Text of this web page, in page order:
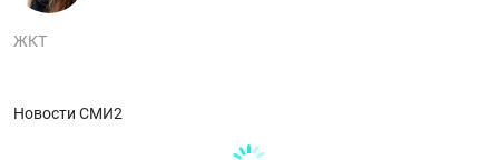
ЖКТ
Новости СМИ2